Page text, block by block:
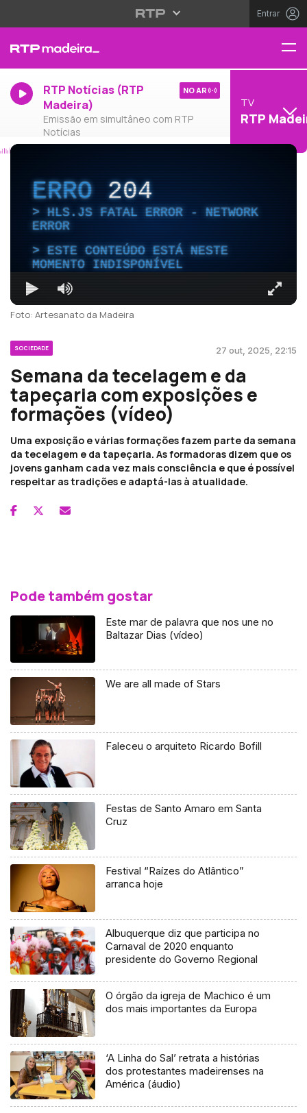
Entrar
RTP Notícias (RTP
Madeira)
Emissão em simultâneo com RTP
Notícias
NO AR
TV
RTP
ERRO204
HLS.JS FATAL ERROR - NETWORK
ERROR
ESTE CONTEÚDO ESTÁ NESTE
MOMENTO INDISPONÍVEL
Foto: Artesanato da Madeira
SOCIEDADE 27 out, 2025, 22:15
Semana da tecelagem e da
tapeçaria com exposições e
formações (vídeo)
Uma exposição e várias formações fazem parte da semana
da tecelagem e da tapeçaria. As formadoras dizem que os
jovens ganham cada vez mais consciência e que é possível
respeitar as tradições e adaptá-las à atualidade.
Pode também gostar
Este mar de palavra que nos une no
Baltazar Dias (vídeo)
We are all made of Stars
Faleceu o arquiteto Ricardo Bofill
Festas de Santo Amaro em Santa
Cruz
Festival “Raízes do Atlântico”
arranca hoje
Albuquerque diz que participa no
Carnaval de 2020 enquanto
presidente do Governo Regional
O órgão da igreja de Machico é um
dos mais importantes da Europa
‘A Linha do Sal’ retrata a histórias
dos protestantes madeirenses na
América (áudio)